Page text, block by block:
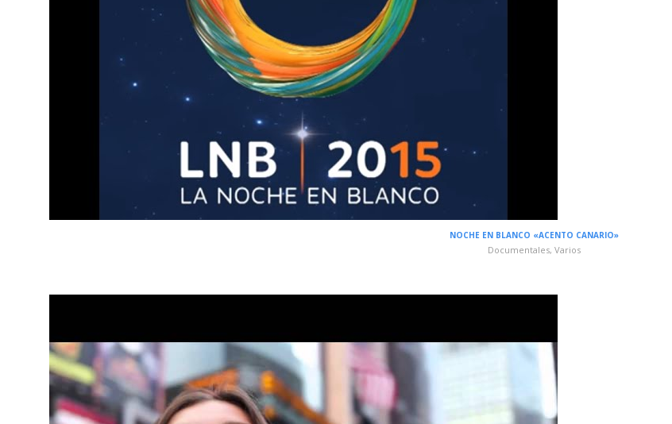
NOCHE EN BLANCO «ACENTO CANARIO»
Documentales, Varios